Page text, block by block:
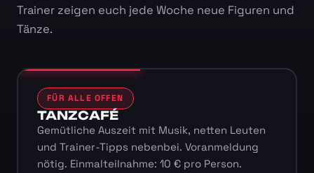
Trainer zeigen euch jede Woche neue Figuren und
Tänze.
FÜR ALLE OFFEN
TANZCAFÉ
Gemütliche Auszeit mit Musik, netten Leuten
und Trainer-Tipps nebenbei. Voranmeldung
nötig. Einmalteilnahme: 10 € pro Person.